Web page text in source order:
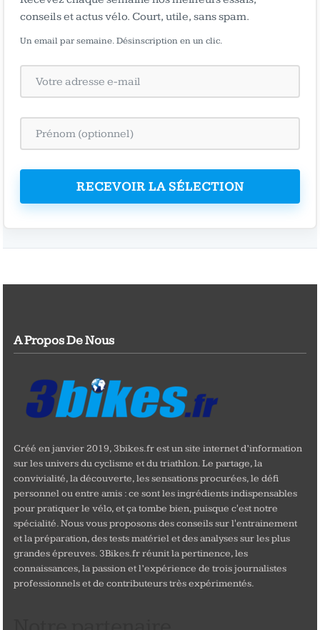
conseils et actus vélo. Court, utile, sans spam.
Un email par semaine. Désinscription en un clic.
RECEVOIR LA SÉLECTION
A Propos De Nous
Créé en janvier 2019, 3bikes.fr est un site internet d’information
sur les univers du cyclisme et du triathlon. Le partage, la
convivialité, la découverte, les sensations procurées, le défi
personnel ou entre amis : ce sont les ingrédients indispensables
pour pratiquer le vélo, et ça tombe bien, puisque c'est notre
spécialité. Nous vous proposons des conseils sur l'entrainement
et la préparation, des tests matériel et des analyses sur les plus
grandes épreuves. 3Bikes.fr réunit la pertinence, les
connaissances, la passion et l’expérience de trois journalistes
professionnels et de contributeurs très expérimentés.